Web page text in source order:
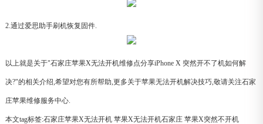
2.通过爱思助手刷机恢复固件.
以上就是关于"石家庄苹果X无法开机维修点分享iPhone X 突然开不了机如何解
决?"的相关介绍,希望对您有所帮助,更多关于苹果无法开机解决技巧,敬请关注石家
庄苹果维修服务中心.
本文tag标签:石家庄苹果X无法开机 苹果X无法开机石家庄 苹果X突然不开机